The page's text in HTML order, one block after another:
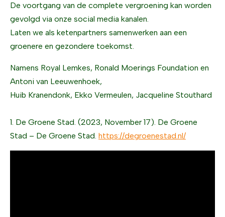
De voortgang van de complete vergroening kan worden
gevolgd via onze social media kanalen.
Laten we als ketenpartners samenwerken aan een
groenere en gezondere toekomst.
Namens Royal Lemkes, Ronald Moerings Foundation en
Antoni van Leeuwenhoek,
Huib Kranendonk, Ekko Vermeulen, Jacqueline Stouthard
1. De Groene Stad. (2023, November 17). De Groene
Stad – De Groene Stad. https://degroenestad.nl/